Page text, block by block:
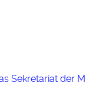
Sekretariat der